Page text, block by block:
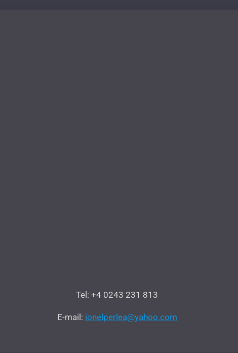
Tel: +4 0243 231 813
E-mail: ionelperlea@yahoo.com